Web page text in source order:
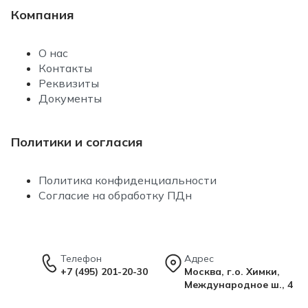
Компания
О нас
Контакты
Реквизиты
Документы
Политики и согласия
Политика конфиденциальности
Согласие на обработку ПДн
Телефон
+7 (495) 201-20-30
Адрес
Москва, г.о. Химки,
Международное ш., 4